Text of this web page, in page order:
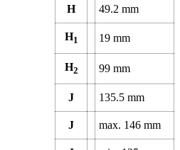
H 49.2 mm
H1 19 mm
H2 99 mm
J 135.5 mm
J max. 146 mm